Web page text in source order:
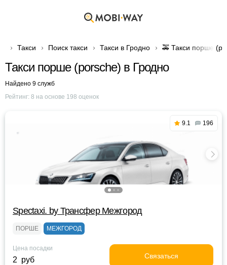
Такси Поиск такси Такси в Гродно 🚕 Такси порше
Такси порше (porsche) в Гродно
Найдено 9 служб
Рейтинг: 8 на основе 198 оценок
9.1 196
Spectaxi. by Трансфер Межгород
ПОРШЕ МЕЖГОРОД
Цена посадки
2 руб Связаться